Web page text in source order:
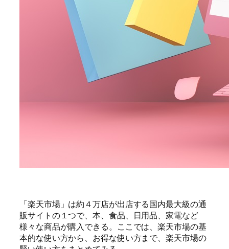
「楽天市場」は約４万店が出店する国内最大級の通
販サイトの１つで、本、食品、日用品、家電など
様々な商品が購入できる。ここでは、楽天市場の基
本的な使い方から、お得な使い方まで、楽天市場の